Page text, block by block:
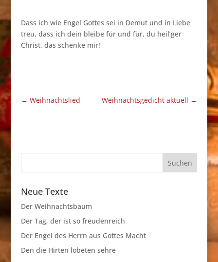
Dass ich wie Engel Gottes sei in Demut und in Liebe
treu, dass ich dein bleibe für und für, du heil’ger
Christ, das schenke mir!
← Weihnachtslied Weihnachtsgedicht aktuell →
Neue Texte
Der Weihnachtsbaum
Der Tag, der ist so freudenreich
Der Engel des Herrn aus Gottes Macht
Den die Hirten lobeten sehre